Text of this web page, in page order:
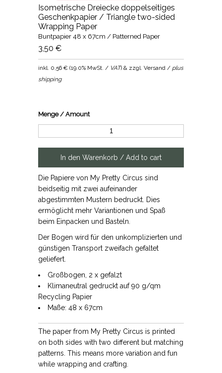
Isometrische Dreiecke doppelseitiges
Geschenkpapier / Triangle two-sided
Wrapping Paper
Buntpapier 48 x 67cm / Patterned Paper
3,50 €
inkl. 0,56 € (19.0% MwSt. / VAT) & zzgl. Versand / plus
shipping
Menge / Amount
Die Papiere von My Pretty Circus sind
beidseitig mit zwei aufeinander
abgestimmten Mustern bedruckt. Dies
ermöglicht mehr Variantionen und Spaß
beim Einpacken und Basteln.
Der Bogen wird für den unkomplizierten und
günstigen Transport zweifach gefaltet
geliefert.
Großbogen, 2 x gefalzt
Klimaneutral gedruckt auf 90 g/qm
Recycling Papier
Maße: 48 x 67cm
The paper from My Pretty Circus is printed
on both sides with two different but matching
patterns. This means more variation and fun
while wrapping and crafting.